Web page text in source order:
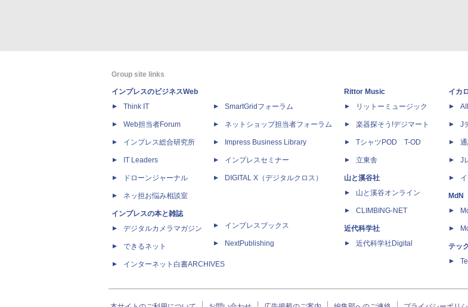
Group site links
インプレスのビジネスWeb
Think IT
Web担当者Forum
インプレス総合研究所
IT Leaders
ドローンジャーナル
ネッ担お悩み相談室
インプレスの本と雑誌
デジタルカメラマガジン
できるネット
インターネット白書ARCHIVES
SmartGridフォーラム
ネットショップ担当者フォーラム
Impress Business Library
インプレスセミナー
DIGITAL X（デジタルクロス）
インプレスブックス
NextPublishing
Rittor Music
リットーミュージック
楽器探そう!デジマート
TシャツPOD T-OD
立東舎
山と溪谷社
山と溪谷オンライン
CLIMBING-NET
近代科学社
近代科学社Digital
イカ
J
J
MdN
テッ